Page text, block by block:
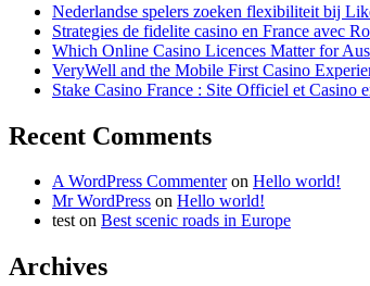
Nederlandse spelers zoeken flexibiliteit bij
Strategies de fidelite casino en France avec
Which Online Casino Licences Matter for
VeryWell and the Mobile First Casino
Stake Casino France : Site Officiel et Casino
Recent Comments
A WordPress Commenteron Hello world!
Mr WordPress on Hello world!
teston Best scenic roads in Europe
Archives